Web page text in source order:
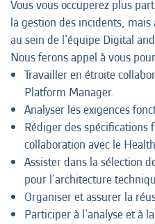
Vous vous occuperez plus
la gestion des incidents,
au sein de l'équipe Digital
Nous ferons appel à vous
Travailler en étroite
Platform Manager.
Analyser les exigences
Rédiger des spécifications
collaboration avec le
Assister dans la sélection
pour l'architecture
Organiser et assurer la
Participer à l'analyse et à